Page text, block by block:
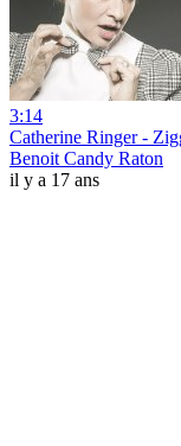
3:14
Catherine Ringer -
Benoit Candy Raton
il y a 17 ans